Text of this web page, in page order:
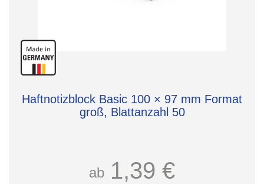
Haftnotizblock Basic 100 × 97 mm Format
groß, Blattanzahl 50
ab 1,39 €